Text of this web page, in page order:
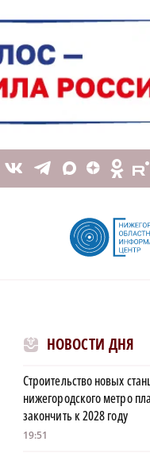
V T X Z O E
НОВОСТИ ДНЯ
Строительство новых
нижегородского метро
закончить к 2028 году
19:51